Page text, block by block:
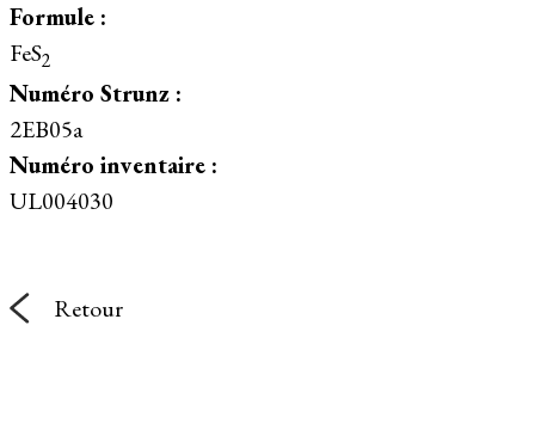
Formule :
FeS2
Numéro Strunz :
2EB05a
Numéro inventaire :
UL004030
Retour